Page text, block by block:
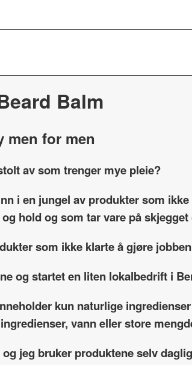
Balm
men for men
av som trenger mye pleie?
i en jungel av produkter som
hold og som tar vare på
som ikke klarte å gjøre
og startet en liten lokalbedrift i
kun naturlige
vann eller store
jeg bruker produktene selv